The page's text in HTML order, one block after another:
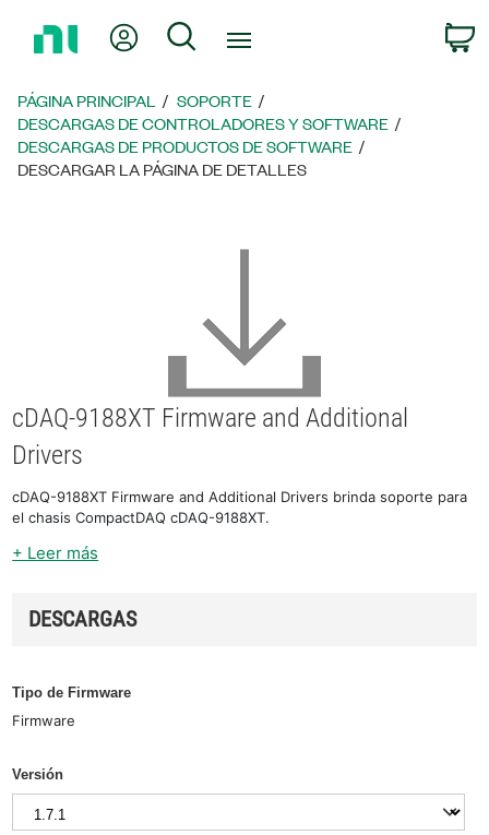
página
principal
Mi cuentaBúsqueda
PÁGINA PRINCIPAL
SOPORTE
DESCARGAS DE CONTROLADORES Y SOFTWARE
DESCARGAS DE PRODUCTOS DE SOFTWARE
DESCARGAR LA PÁGINA DE DETALLES
cDAQ-9188XT Firmware and Additional
Drivers
cDAQ-9188XT Firmware and Additional Drivers brinda soporte para
el chasis CompactDAQ cDAQ-9188XT.
+ Leer más
DESCARGAS
Tipo de Firmware
Firmware
Versión